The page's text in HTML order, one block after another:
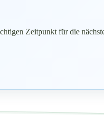
Zeitpunkt für die